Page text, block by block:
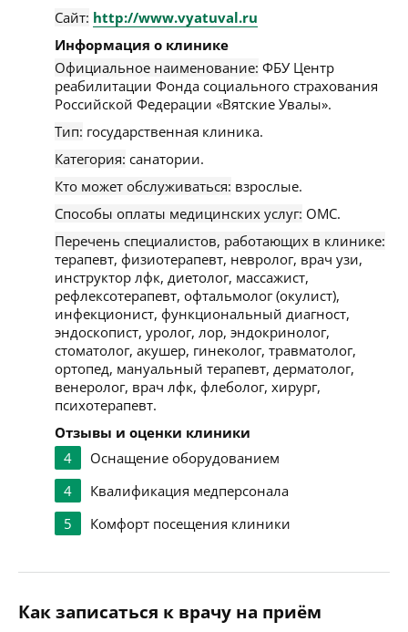
Сайт: http://www.vyatuval.ru
Информация о клинике
Официальное наименование: ФБУ Центр
реабилитации Фонда социального страхования
Российской Федерации «Вятские Увалы».
Тип: государственная клиника.
Категория: санатории.
Кто может обслуживаться: взрослые.
Способы оплаты медицинских услуг: ОМС.
Перечень специалистов, работающих в клинике:
терапевт, физиотерапевт, невролог, врач узи,
инструктор лфк, диетолог, массажист,
рефлексотерапевт, офтальмолог (окулист),
инфекционист, функциональный диагност,
эндоскопист, уролог, лор, эндокринолог,
стоматолог, акушер, гинеколог, травматолог,
ортопед, мануальный терапевт, дерматолог,
венеролог, врач лфк, флеболог, хирург,
психотерапевт.
Отзывы и оценки клиники
4
Оснащение оборудованием
4
Квалификация медперсонала
5
Комфорт посещения клиники
Как записаться к врачу на приём